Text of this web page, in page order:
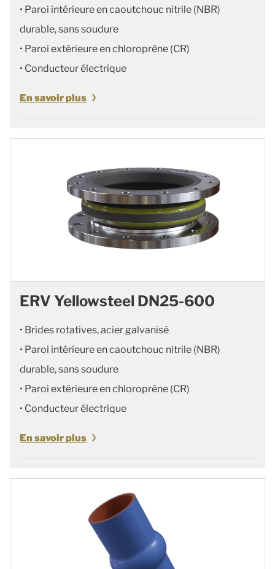
• Paroi intérieure en caoutchouc nitrile (NBR)
durable, sans soudure
• Paroi extérieure en chloroprène (CR)
• Conducteur électrique
En savoir plus
ERV Yellowsteel DN25-600
• Brides rotatives, acier galvanisé
• Paroi intérieure en caoutchouc nitrile (NBR)
durable, sans soudure
• Paroi extérieure en chloroprène (CR)
• Conducteur électrique
En savoir plus